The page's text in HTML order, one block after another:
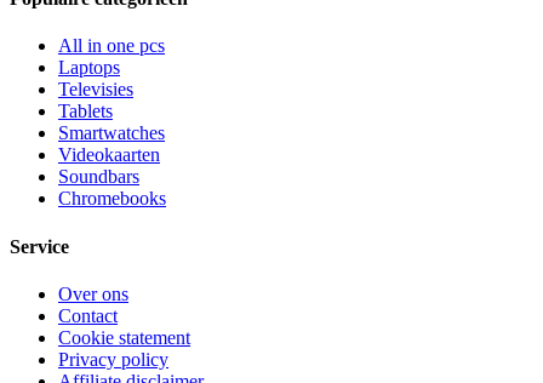
All in one pcs
Laptops
Televisies
Tablets
Smartwatches
Videokaarten
Soundbars
Chromebooks
Service
Over ons
Contact
Cookie statement
Privacy policy